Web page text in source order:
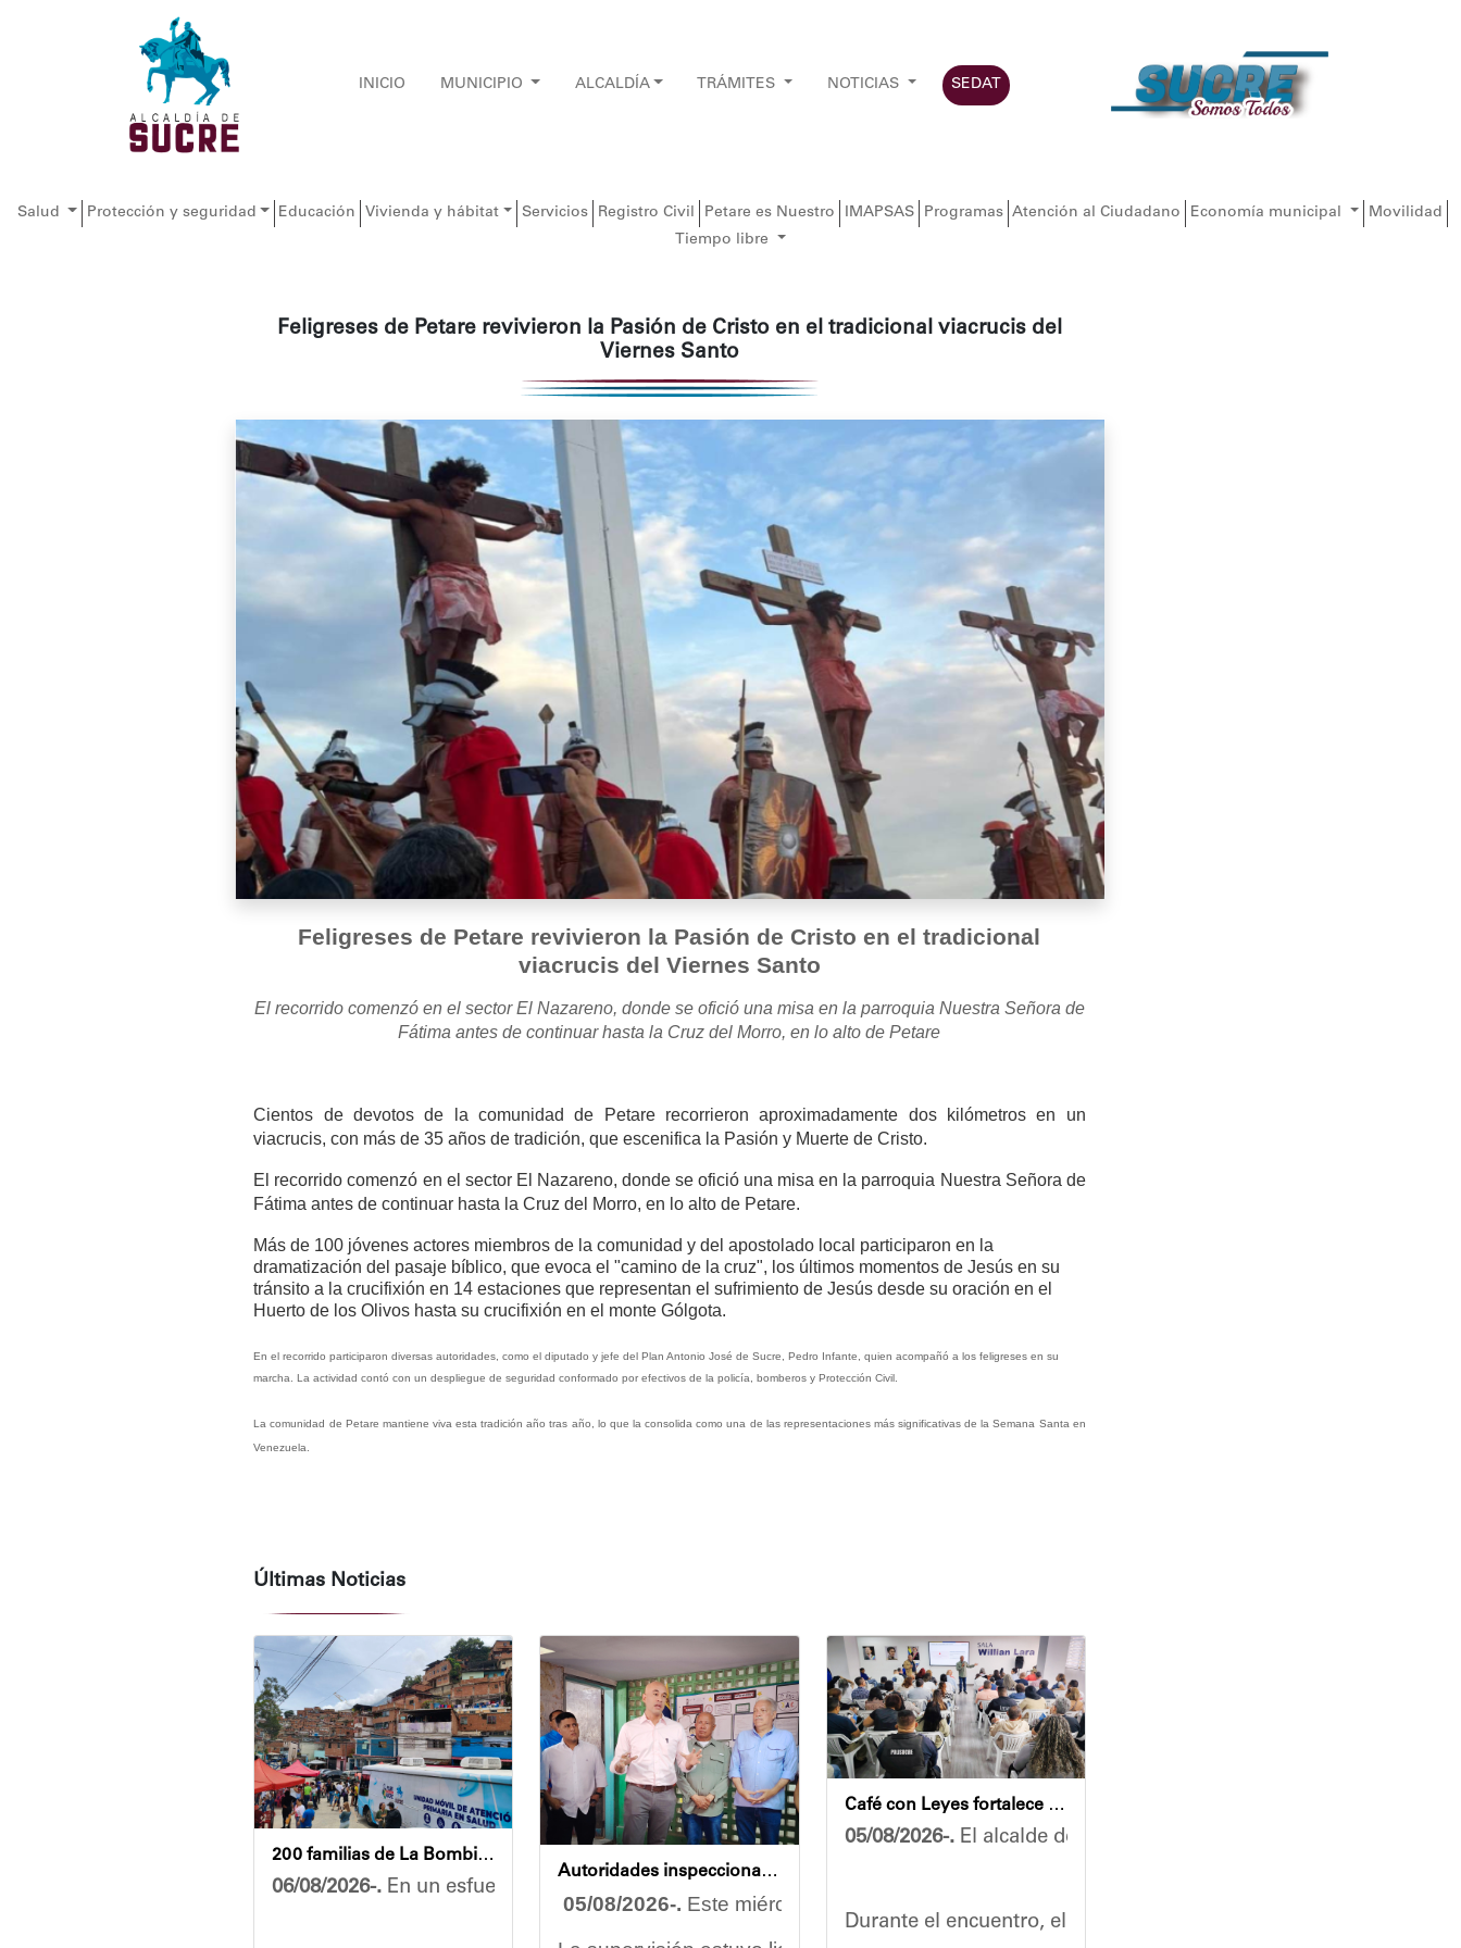
INICIO MUNICIPIO ALCALDÍA TRÁMITES NOTICIAS SEDAT
Salud Protección y seguridad Educación Vivienda y hábitat Servicios Registro Civil Petare es Nuestro IMAPSAS Programas Atención al Ciudadano Economía municipal
Movilidad
Tiempo libre
Feligreses de Petare revivieron la Pasión de Cristo en el tradicional viacrucis del
Viernes Santo
Feligreses de Petare revivieron la Pasión de Cristo en el tradicional
viacrucis del Viernes Santo
El recorrido comenzó en el sector El Nazareno, donde se ofició una misa en la parroquia Nuestra Señora de
Fátima antes de continuar hasta la Cruz del Morro, en lo alto de Petare
Cientos de devotos de la comunidad de Petare recorrieron aproximadamente dos kilómetros en un
viacrucis, con más de 35 años de tradición, que escenifica la Pasión y Muerte de Cristo.
El recorrido comenzó en el sector El Nazareno, donde se ofició una misa en la parroquia Nuestra Señora de
Fátima antes de continuar hasta la Cruz del Morro, en lo alto de Petare.
Más de 100 jóvenes actores miembros de la comunidad y del apostolado local participaron en la
dramatización del pasaje bíblico, que evoca el "camino de la cruz", los últimos momentos de Jesús en su
tránsito a la crucifixión en 14 estaciones que representan el sufrimiento de Jesús desde su oración en el
Huerto de los Olivos hasta su crucifixión en el monte Gólgota.
En el recorrido participaron diversas autoridades, como el diputado y jefe del Plan Antonio José de Sucre, Pedro Infante, quien acompañó a los feligreses en su
marcha. La actividad contó con un despliegue de seguridad conformado por efectivos de la policía, bomberos y Protección Civil.
La comunidad de Petare mantiene viva esta tradición año tras año, lo que la consolida como una de las representaciones más significativas de la Semana Santa en
Venezuela.
Últimas Noticias
200 familias de La Bombilla atendidas en jornada integral
06/08/2026-. En un esfuerzo conjunto por garantizar el bienestar de las comunidades, la Alcaldía del Municipio Sucre y el
Autoridades inspeccionan obras de rehabilitación en la U.E.N. José Antonio Calcaño en Caucagüita
05/08/2026-. Este miércoles se llevó a cabo un recorrido de inspección en las instalaciones
Café con Leyes fortalece el análisis jurídico y constitucional en el municipio Sucre
05/08/2026-.El alcalde del municipio Sucre, Diógenes Lara,
Durante el encuentro, el mandatario municipal se reunió con un